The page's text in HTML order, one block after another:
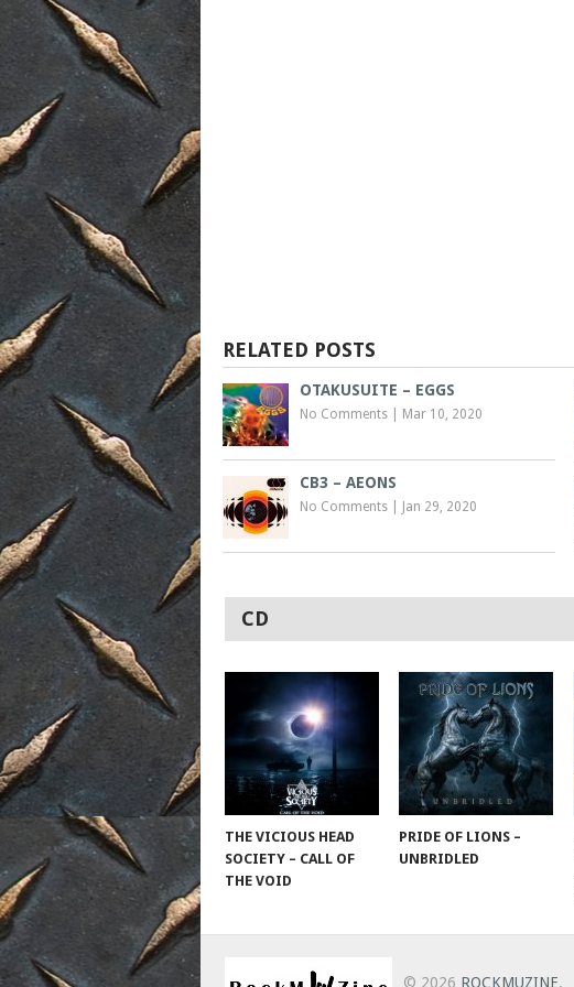
RELATED POSTS
OTAKUSUITE – EGGS
No Comments Mar 10, 2020
CB3 – AEONS
No Comments Jan 29, 2020
CD
THE VICIOUS HEAD
SOCIETY – CALL OF
THE VOID
PRIDE OF LIONS –
UNBRIDLED
© 2026 ROCKMUZINE.